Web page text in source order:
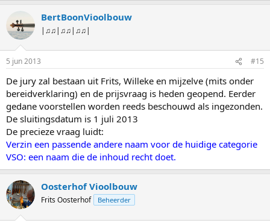
BertBoonVioolbouw
|♫♫|♫♫|♫♫|
5 jun 2013 #15
De jury zal bestaan uit Frits, Willeke en mijzelve (mits onder
bereidverklaring) en de prijsvraag is heden geopend. Eerder
gedane voorstellen worden reeds beschouwd als ingezonden.
De sluitingsdatum is 1 juli 2013
De precieze vraag luidt:
Verzin een passende andere naam voor de huidige categorie
VSO: een naam die de inhoud recht doet.
Oosterhof Vioolbouw
Frits Oosterhof Beheerder